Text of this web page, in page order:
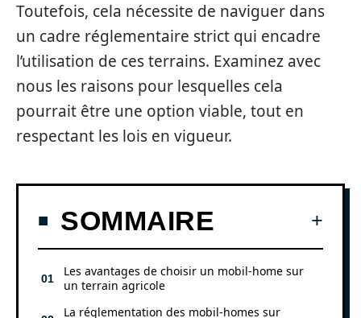
Toutefois, cela nécessite de naviguer dans
un cadre réglementaire strict qui encadre
l’utilisation de ces terrains. Examinez avec
nous les raisons pour lesquelles cela
pourrait être une option viable, tout en
respectant les lois en vigueur.
SOMMAIRE
Les avantages de choisir un mobil-home sur
un terrain agricole
La réglementation des mobil-homes sur